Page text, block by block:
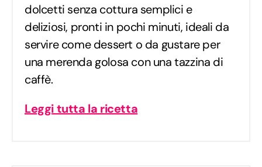
dolcetti senza cottura semplici e
deliziosi, pronti in pochi minuti, ideali da
servire come dessert o da gustare per
una merenda golosa con una tazzina di
caffè.
Leggi tutta la ricetta